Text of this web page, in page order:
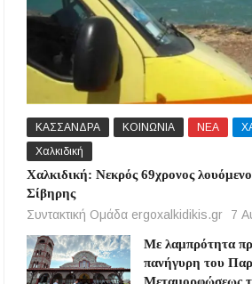
ΚΑΣΣΑΝΔΡΑ ΚΟΙΝΩΝΙΑ ΝΕΑ
Χαλκιδική
Χαλκιδική: Νεκρός 69χρονος
Σίβηρης
Συντακτική Ομάδα ergoxalkidikis.gr
7
Με λαμπρότητα
πανήγυρη του